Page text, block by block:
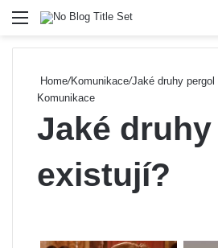
Menu
Home/Komunikace/Jaké druhy
Komunikace
Jaké
existují?